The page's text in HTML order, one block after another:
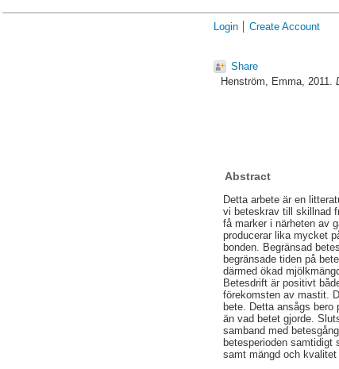
Login Create Account
Share
Henström, Emma, 2011.
Abstract
Detta arbete är en
vi beteskrav till skillnad
få marker i närheten av
producerar lika mycket
bonden. Begränsad
begränsade tiden på
därmed ökad
Betesdrift är positivt
förekomsten av mastit.
bete. Detta ansågs
än vad betet gjorde.
samband med
betesperioden
samt mängd och